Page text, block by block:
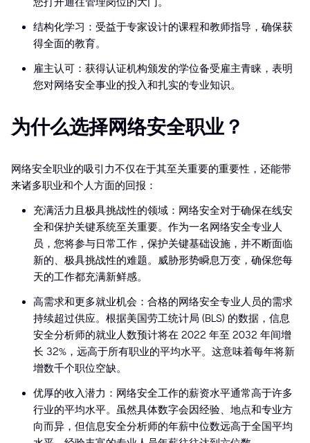
结构化学习：受益于专家设计的课程和教师指导，确保获
得全面的教育。
雇主认可：获得认证机构颁发的学位备受雇主青睐，表明
您对网络安全事业的投入和扎实的专业知识。
为什么选择网络安全职业？
网络安全职业的吸引力不仅在于其至关重要的重要性，还能带
来诸多职业和个人方面的回报：
充满活力且极具挑战性的领域：网络安全对于确保在线安
全和保护关键系统至关重要。作为一名网络安全专业人
员，您将参与日常工作，保护关键基础设施，并不断面临
新的、极具挑战性的难题。威胁形势瞬息万变，确保您每
天的工作都充满新鲜感。
高需求和更多就业机会：合格的网络安全专业人员的需求
持续超过供应。根据美国劳工统计局 (BLS) 的数据，信息
安全分析师的就业人数预计将在 2022 年至 2032 年间增
长 32%，远高于所有职业的平均水平。这意味着每年将新
增数千个职位空缺。
优厚的收入潜力：网络安全工作的薪资水平通常高于许多
行业的平均水平。虽然具体数字会因经验、地点和专业方
向而异，但信息安全分析师的年薪中位数远高于全国平均